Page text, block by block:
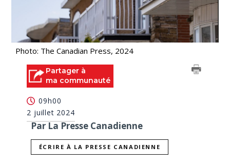
Photo: The Canadian Press, 2024
Partager à
ma communauté
09h00
2 juillet 2024
Par La Presse Canadienne
ÉCRIRE À LA PRESSE CANADIENNE